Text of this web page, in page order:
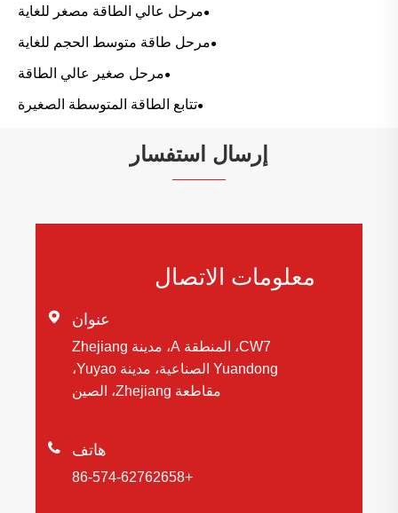
مرحل عالي الطاقة مصغر للغاية
مرحل طاقة متوسط ​​الحجم للغاية
مرحل صغير عالي الطاقة
تتابع الطاقة المتوسطة الصغيرة
إرسال استفسار
معلومات الاتصال
 عنوان
CW7، المنطقة A، مدينة Zhejiang
Yuandong الصناعية، مدينة Yuyao،
مقاطعة Zhejiang، الصين
 هاتف
+86-574-62762658